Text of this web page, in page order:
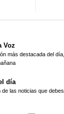
Voz
más destacada del
día
de las noticias que